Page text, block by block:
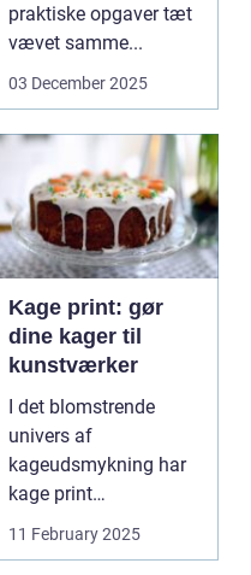
praktiske opgaver tæt
vævet samme...
03 December 2025
Kage print: gør
dine kager til
kunstværker
I det blomstrende
univers af
kageudsmykning har
kage print
revolutioneret måden,
11 February 2025